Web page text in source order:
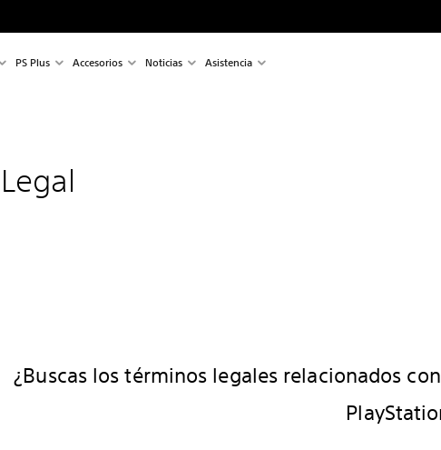
PS Plus Accesorios Noticias Asistencia
Legal
¿Buscas los términos legales relacionados